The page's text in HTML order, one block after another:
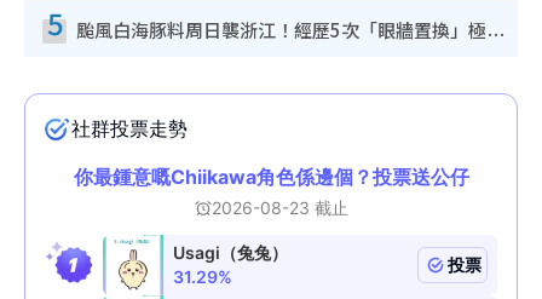
5 颱風白海豚料周日襲浙江！經歷5次「眼牆置換」極罕見 成登陸內地最長途颱風